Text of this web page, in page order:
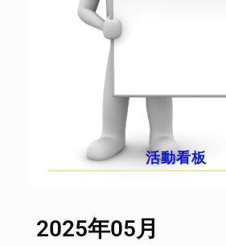
活動看板
2025年05月